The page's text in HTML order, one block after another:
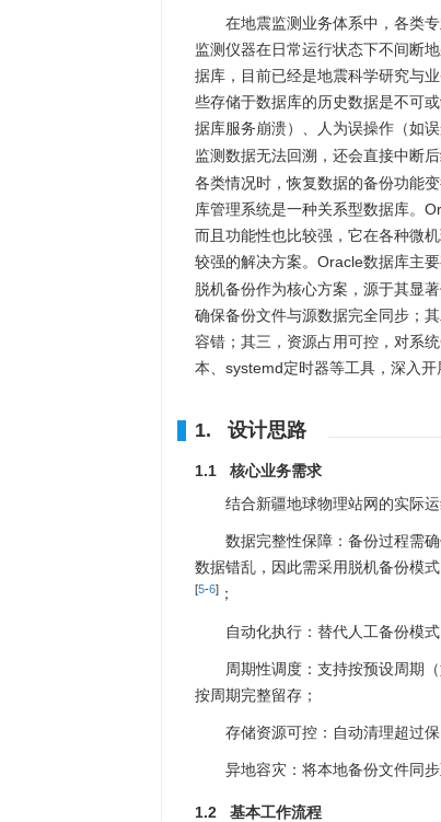
在地震监测业务体系中，各类
监测仪器在日常运行状态下不间断
据库，目前已经是地震科学研究与
些存储于数据库的历史数据是不可
据库服务崩溃）、人为误操作（如
监测数据无法回溯，还会直接中断
各类情况时，恢复数据的备份功能
库管理系统是一种关系型数据库。
而且功能性也比较强，它在各种微
较强的解决方案。Oracle数据库主
脱机备份作为核心方案，源于其显
确保备份文件与源数据完全同步；
容错；其三，资源占用可控，对系
本、systemd定时器等工具，深入
1. 设计思路
1.1 核心业务需求
结合新疆地球物理站网的实际
数据完整性保障：备份过程需
数据错乱，因此需采用脱机备份模
[5-6] ；
自动化执行：替代人工备份模
周期性调度：支持按预设周期
按周期完整留存；
存储资源可控：自动清理超过
异地容灾：将本地备份文件同
1.2 基本工作流程